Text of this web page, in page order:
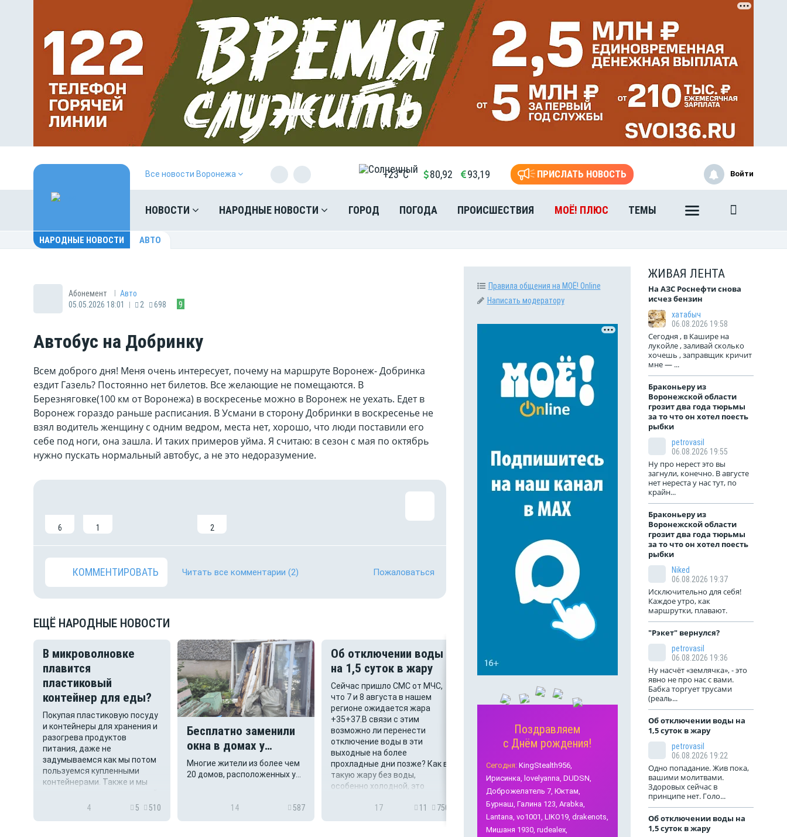
Все новости Воронежа +23°C 80,92 93,19 ПРИСЛАТЬ НОВОСТЬ
НОВОСТИ НАРОДНЫЕ НОВОСТИ ГОРОД ПОГОДА ПРОИСШЕСТВИЯ МОЁ! ПЛЮС ТЕМЫ
Войти
НАРОДНЫЕ НОВОСТИ АВТО
Абонемент | Авто
05.05.2026 18:01
| 2 698 9
Автобус на Добринку
Всем доброго дня! Меня очень интересует, почему на маршруте Воронеж- Добринка
ездит Газель? Постоянно нет билетов. Все желающие не помещаются. В
Березняговке(100 км от Воронежа) в воскресенье можно в Воронеж не уехать. Едет в
Воронеж гораздо раньше расписания. В Усмани в сторону Добринки в воскресенье не
взял водитель женщину с одним ведром, места нет, хорошо, что люди поставили его
себе под ноги, она зашла. И таких примеров уйма. Я считаю: в сезон с мая по октябрь
нужно пускать нормальный автобус, а не это недоразумение.
6 1 2
КОММЕНТИРОВАТЬ Читать все комментарии (2) Пожаловаться
ЕЩЁ НАРОДНЫЕ НОВОСТИ
В микроволновке
плавится
пластиковый
контейнер для еды?
Покупая пластиковую посуду
и контейнеры для хранения и
разогрева продуктов
питания, даже не
задумываемся как мы потом
пользуемся купленными
контейнерами. Также и мы
контейнер, на дне которой
4 5 510
Бесплатно заменили
окна в домах у
Остужевского моста.
Многие жители из более чем
20 домов, расположенных у
Ленинского проспекта, ул.
14 587
Об отключении воды
на 1,5 суток в жару
Сейчас пришло СМС от МЧС,
что 7 и 8 августа в нашем
регионе ожидается жара
+35+37.В связи с этим
возможно ли перенести
отключение воды в эти
выходные на более
прохладные дни позже? Как в
такую жару без воды,
особенно холодной, это
для здоровья
17 11 750
на окологородских пляжах
Воронежа? «Рэкет»
стригут по 500 с машины.
Нежелающим платить и
рискнувшим оставить
машину вдоль забора
(запрещающих знаков там
нет!) перед въездом на пляж,
- спускают колёса. Ни чеков,
ни квитанц...11 5 532
Подарок для
насильника.
Двоюродная сестра
рассказала мне свою жуткую
историю: - Было это очень
давно. На моё
совершеннолетие мои
родственники надарили мне
подарки и деньги. На деньги я
решила купить себе
маленькие золотые часики.
Это была моя давнишняя
детская мечта. А ещё у меня
была мечта поступить учится
118
Правила общения на МОЁ! Online
Написать модератору
Поздравляем
с Днём рождения!
Сегодня: KingStealth956,
Ирисинка, lovelyanna, DUDSN,
Доброжелатель 7, Юктам,
Бурнаш, Галина 123, Arabka,
Lantana, vo1001, LIKO19, drakenots,
Мишаня 1930, rudealex,
ЖИВАЯ ЛЕНТА
На АЗС Роснефти снова
исчез бензин
хатабыч
06.08.2026 19:58
Сегодня , в Кашире на
лукойле , заливай сколько
хочешь , заправщик кричит
мне — ...
Браконьеру из
Воронежской области
грозит два года тюрьмы
за то что он хотел поесть
рыбки
petrovasil
06.08.2026 19:55
Ну про нерест это вы
загнули, конечно. В августе
нет нереста у нас тут, по
крайн...
Браконьеру из
Воронежской области
грозит два года тюрьмы
за то что он хотел поесть
рыбки
Niked
06.08.2026 19:37
Исключительно для себя!
Каждое утро, как
маршрутки, плавают.
"Рэкет" вернулся?
petrovasil
06.08.2026 19:36
Ну насчёт «землячка», - это
явно не про нас с вами.
Бабка торгует трусами
(реаль...
Об отключении воды на
1,5 суток в жару
petrovasil
06.08.2026 19:22
Одно попадание. Жив пока,
вашими молитвами.
Здоровых сейчас в
принципе нет. Голо...
Об отключении воды на
1,5 суток в жару